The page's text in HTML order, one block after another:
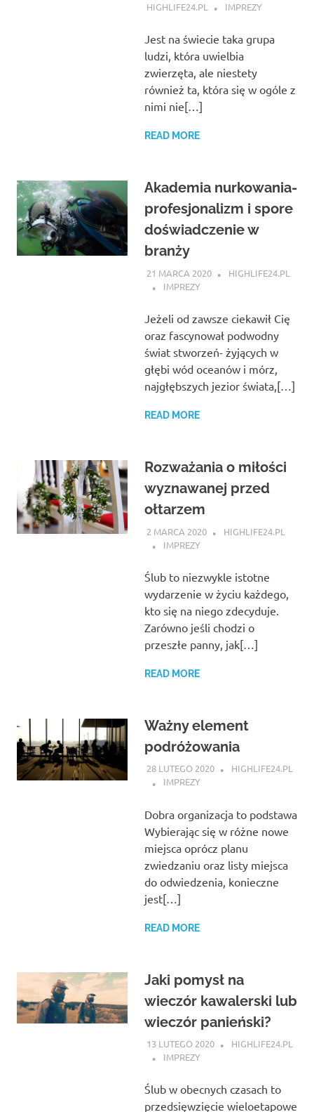
HIGHLIFE24.PL
IMPREZY
Jest na świecie taka grupa
ludzi, która uwielbia
zwierzęta, ale niestety
również ta, która się w ogóle z
nimi nie[…]
READ MORE
Akademia nurkowania-
profesjonalizm i spore
doświadczenie w
branży
21 MARCA 2020
HIGHLIFE24.PL
IMPREZY
Jeżeli od zawsze ciekawił Cię
oraz fascynował podwodny
świat stworzeń- żyjących w
głębi wód oceanów i mórz,
najgłębszych jezior świata,[…]
READ MORE
Rozważania o miłości
wyznawanej przed
ołtarzem
2 MARCA 2020
HIGHLIFE24.PL
IMPREZY
Ślub to niezwykle istotne
wydarzenie w życiu każdego,
kto się na niego zdecyduje.
Zarówno jeśli chodzi o
przeszłe panny, jak[…]
READ MORE
Ważny element
podróżowania
28 LUTEGO 2020
HIGHLIFE24.PL
IMPREZY
Dobra organizacja to podstawa
Wybierając się w różne nowe
miejsca oprócz planu
zwiedzaniu oraz listy miejsca
do odwiedzenia, konieczne
jest[…]
READ MORE
Jaki pomysł na
wieczór kawalerski lub
wieczór panieński?
13 LUTEGO 2020
HIGHLIFE24.PL
IMPREZY
Ślub w obecnych czasach to
przedsięwzięcie wieloetapowe